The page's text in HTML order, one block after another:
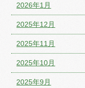
2026年1月
2025年12月
2025年11月
2025年10月
2025年9月